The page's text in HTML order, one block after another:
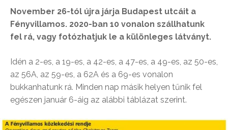
November 26-tól újra járja Budapest utcáit a
Fényvillamos. 2020-ban 10 vonalon szállhatunk
fel rá, vagy fotózhatjuk le a különleges látványt.
Idén a 2-es, a 19-es, a 42-es, a 47-es, a 49-es, az 50-es,
az 56A, az 59-es, a 62A és a 69-es vonalon
bukkanhatunk rá. Minden nap másik helyen tűnik fel
egészen január 6-áig az alábbi táblázat szerint.